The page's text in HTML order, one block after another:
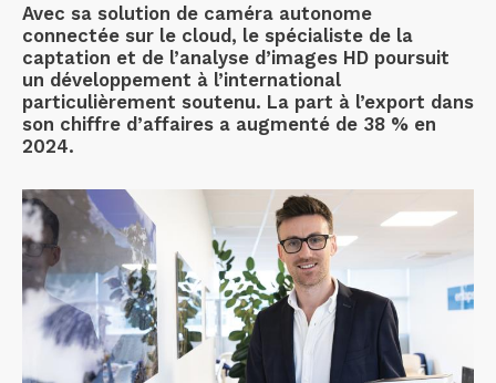
Avec sa solution de caméra autonome
connectée sur le cloud, le spécialiste de la
captation et de l’analyse d’images HD poursuit
un développement à l’international
particulièrement soutenu. La part à l’export dans
son chiffre d’affaires a augmenté de 38 % en
2024.